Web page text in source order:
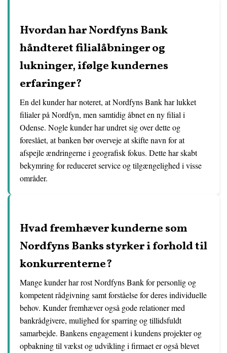
Hvordan har Nordfyns Bank
håndteret filialåbninger og
lukninger, ifølge kundernes
erfaringer?
En del kunder har noteret, at Nordfyns Bank har lukket
filialer på Nordfyn, men samtidig åbnet en ny filial i
Odense. Nogle kunder har undret sig over dette og
foreslået, at banken bør overveje at skifte navn for at
afspejle ændringerne i geografisk fokus. Dette har skabt
bekymring for reduceret service og tilgængelighed i visse
områder.
Hvad fremhæver kunderne som
Nordfyns Banks styrker i forhold til
konkurrenterne?
Mange kunder har rost Nordfyns Bank for personlig og
kompetent rådgivning samt forståelse for deres individuelle
behov. Kunder fremhæver også gode relationer med
bankrådgivere, mulighed for sparring og tillidsfuldt
samarbejde. Bankens engagement i kundens projekter og
opbakning til vækst og udvikling i firmaet er også blevet